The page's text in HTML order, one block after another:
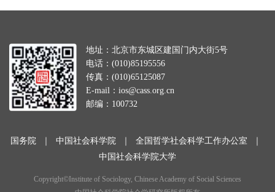
地址：北京市东城区建国门内大街5号
电话：(010)85195556
传真：(010)65125087
E-mail：ios@cass.org.cn
邮编：100732
国务院 中国社会科学院 全国哲学社会科学工作办公室
中国社会科学院大学
Copyright©Institute of Sociology, Chinese Academy of Social Sciences